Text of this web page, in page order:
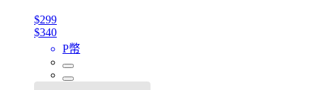
$299
$340
P幣